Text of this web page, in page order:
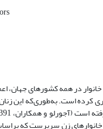
در همه کشورهای جهان،
کرده است. به‌طوری‌که این
(آجورلو و همکاران، 1391).